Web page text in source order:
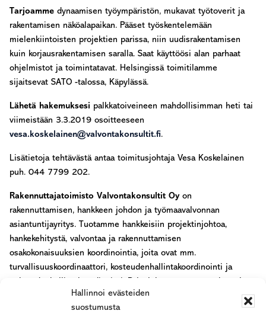
Hallinnoi evästeiden
suostumusta
Tarjoamme dynaamisen työympäristön, mukavat työtoverit ja
rakentamisen näköalapaikan. Pääset työskentelemään
mielenkiintoisten projektien parissa, niin uudisrakentamisen
kuin korjausrakentamisen saralla. Saat käyttöösi alan parhaat
ohjelmistot ja toimintatavat. Helsingissä toimitilamme
sijaitsevat SATO -talossa, Käpylässä.
Lähetä hakemuksesi palkkatoiveineen mahdollisimman heti tai
viimeistään 3.3.2019 osoitteeseen
vesa.koskelainen@valvontakonsultit.fi.
Lisätietoja tehtävästä antaa toimitusjoh­taja Vesa Koskelainen
puh. 044 7799 202.
Rakennuttajatoimisto Valvontakonsultit Oy on
rakennuttamisen, hankkeen johdon ja työmaavalvonnan
asiantuntijayritys. Tuotamme hankkeisiin projektinjohtoa,
hankekehitystä, valvontaa ja rakennuttamisen
osakokonaisuuksien koordinointia, joita ovat mm.
turvallisuuskoordinaattori, kosteudenhallintakoordinointi ja
n. 80 rakennuttamisen ammattilaista.